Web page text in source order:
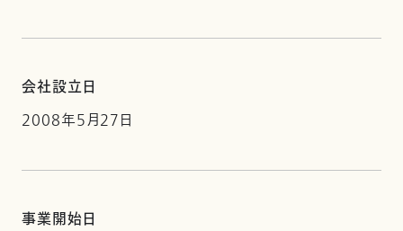
会社設立日
2008年5月27日
事業開始日